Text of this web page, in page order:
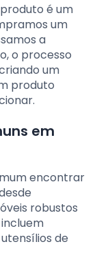
é um
um
a
o processo
um
produto
em
encontrar
robustos
de